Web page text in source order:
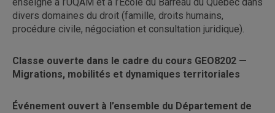
divers domaines du droit (famille, droits humains,
procédure civile, négociation et consultation juridique).
Classe ouverte dans le cadre du cours GEO8202 —
Migrations, mobilités et dynamiques territoriales
Événement ouvert à l’ensemble du Département de